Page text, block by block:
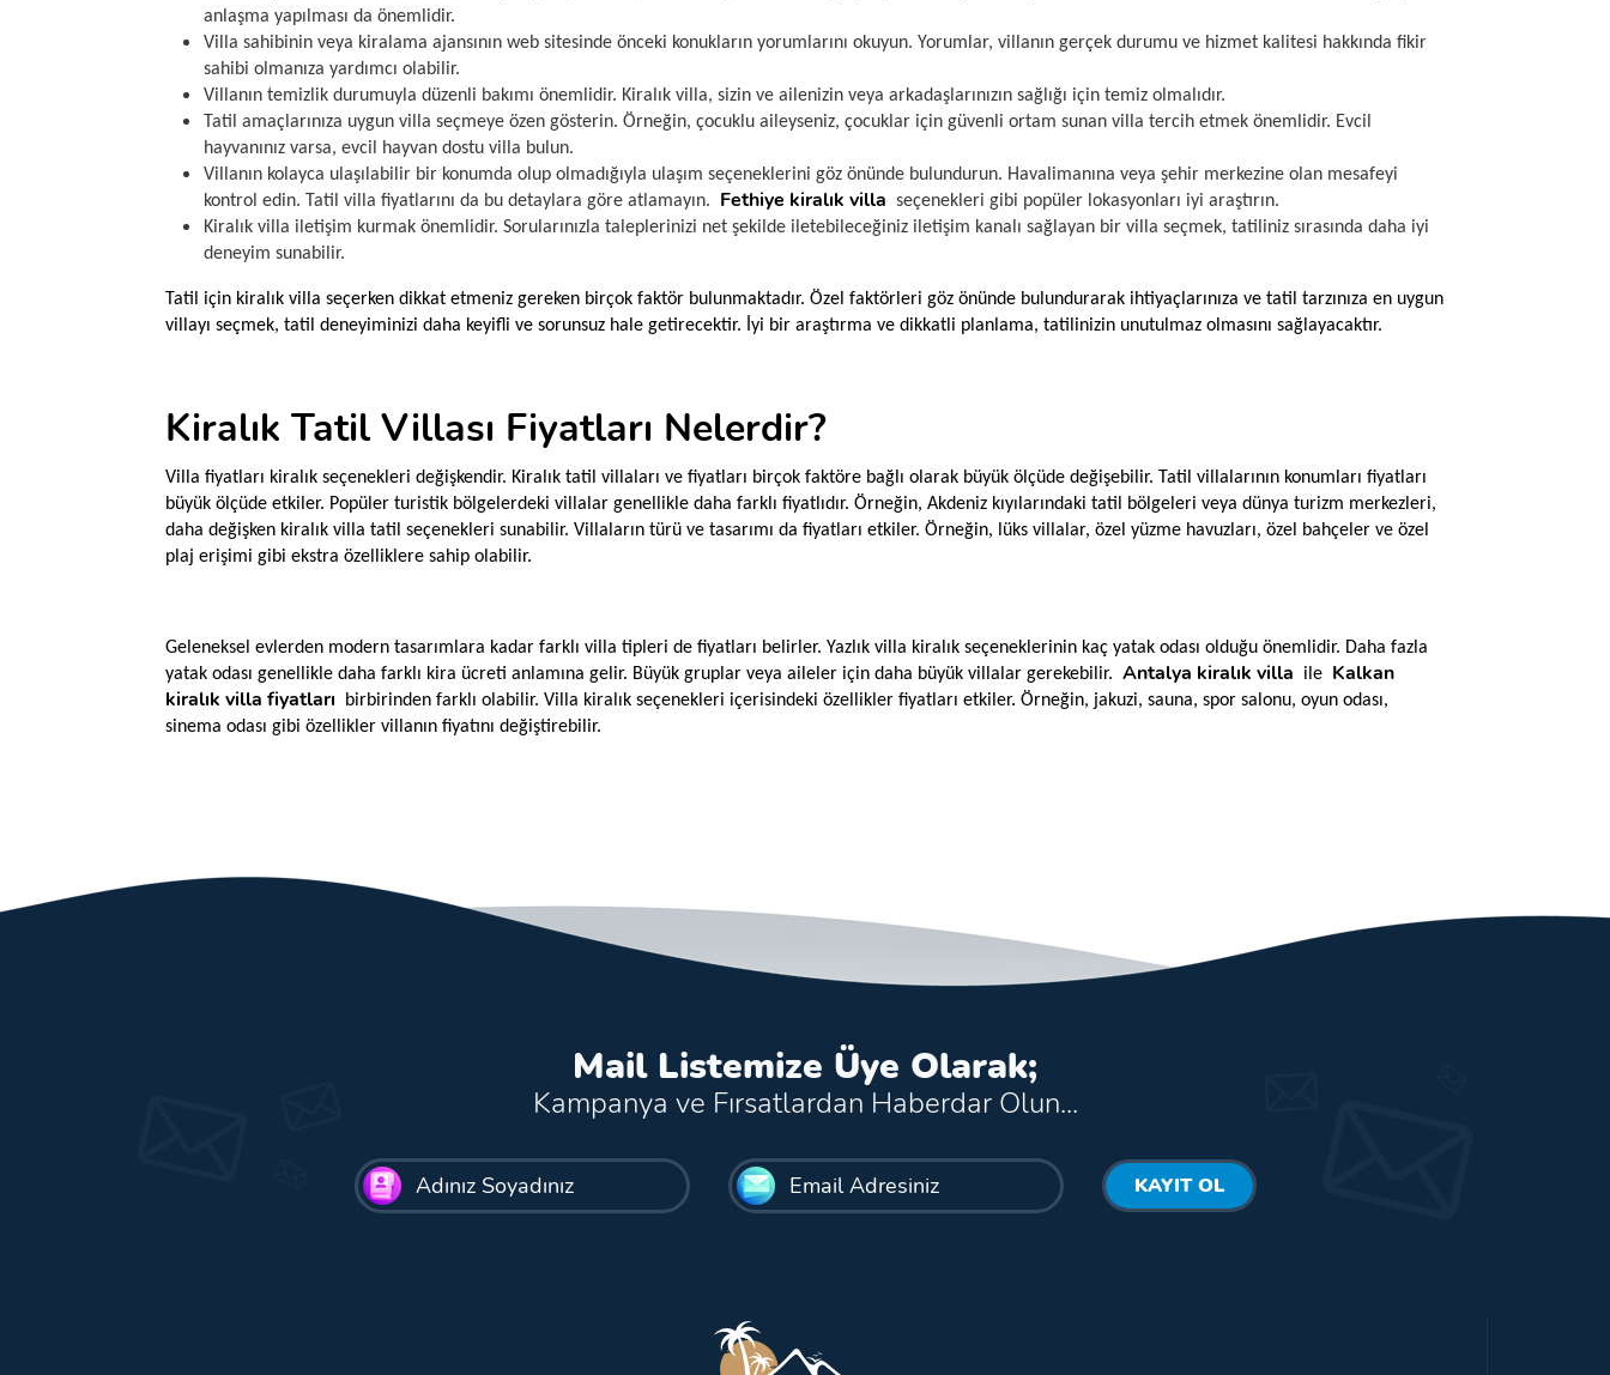
anlaşma yapılması da önemlidir.
Villa sahibinin veya kiralama ajansının web sitesinde önceki konukların yorumlarını okuyun. Yorumlar, villanın gerçek durumu ve hizmet kalitesi hakkında fikir
sahibi olmanıza yardımcı olabilir.
Villanın temizlik durumuyla düzenli bakımı önemlidir. Kiralık villa, sizin ve ailenizin veya arkadaşlarınızın sağlığı için temiz olmalıdır.
Tatil amaçlarınıza uygun villa seçmeye özen gösterin. Örneğin, çocuklu aileyseniz, çocuklar için güvenli ortam sunan villa tercih etmek önemlidir. Evcil
hayvanınız varsa, evcil hayvan dostu villa bulun.
Villanın kolayca ulaşılabilir bir konumda olup olmadığıyla ulaşım seçeneklerini göz önünde bulundurun. Havalimanına veya şehir merkezine olan mesafeyi
kontrol edin. Tatil villa fiyatlarını da bu detaylara göre atlamayın. Fethiye kiralık villa seçenekleri gibi popüler lokasyonları iyi araştırın.
Kiralık villa iletişim kurmak önemlidir. Sorularınızla taleplerinizi net şekilde iletebileceğiniz iletişim kanalı sağlayan bir villa seçmek, tatiliniz sırasında daha iyi
deneyim sunabilir.
Tatil için kiralık villa seçerken dikkat etmeniz gereken birçok faktör bulunmaktadır. Özel faktörleri göz önünde bulundurarak ihtiyaçlarınıza ve tatil tarzınıza en uygun
villayı seçmek, tatil deneyiminizi daha keyifli ve sorunsuz hale getirecektir. İyi bir araştırma ve dikkatli planlama, tatilinizin unutulmaz olmasını sağlayacaktır.
Kiralık Tatil Villası Fiyatları Nelerdir?
Villa fiyatları kiralık seçenekleri değişkendir. Kiralık tatil villaları ve fiyatları birçok faktöre bağlı olarak büyük ölçüde değişebilir. Tatil villalarının konumları fiyatları
büyük ölçüde etkiler. Popüler turistik bölgelerdeki villalar genellikle daha farklı fiyatlıdır. Örneğin, Akdeniz kıyılarındaki tatil bölgeleri veya dünya turizm merkezleri,
daha değişken kiralık villa tatil seçenekleri sunabilir. Villaların türü ve tasarımı da fiyatları etkiler. Örneğin, lüks villalar, özel yüzme havuzları, özel bahçeler ve özel
plaj erişimi gibi ekstra özelliklere sahip olabilir.
Geleneksel evlerden modern tasarımlara kadar farklı villa tipleri de fiyatları belirler. Yazlık villa kiralık seçeneklerinin kaç yatak odası olduğu önemlidir. Daha fazla
yatak odası genellikle daha farklı kira ücreti anlamına gelir. Büyük gruplar veya aileler için daha büyük villalar gerekebilir. Antalya kiralık villa ile Kalkan
kiralık villa fiyatları birbirinden farklı olabilir. Villa kiralık seçenekleri içerisindeki özellikler fiyatları etkiler. Örneğin, jakuzi, sauna, spor salonu, oyun odası,
sinema odası gibi özellikler villanın fiyatını değiştirebilir.
Mail Listemize Üye Olarak;
Kampanya ve Fırsatlardan Haberdar Olun...
KAYIT OL